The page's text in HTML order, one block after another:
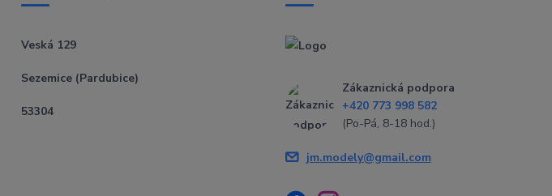
Veská 129
Sezemice (Pardubice)
53304
Zákaznická podpora
+420 773 998 582
(Po-Pá, 8-18 hod.)
jm.modely@gmail.com